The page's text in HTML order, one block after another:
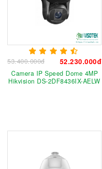
53.400.000đ 52.230.000đ
Camera IP Speed Dome 4MP
Hikvision DS-2DF8436IX-AELW